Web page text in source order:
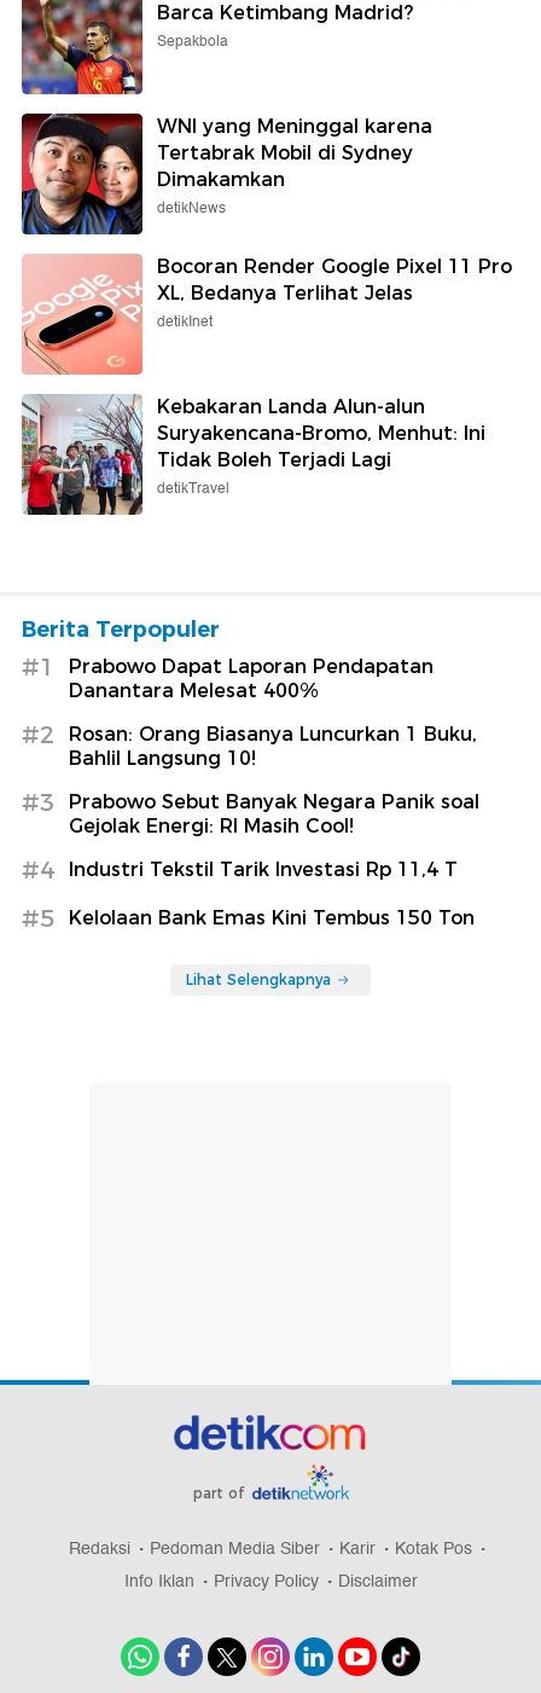
Barca Ketimbang Madrid?
Sepakbola
WNI yang Meninggal karena
Tertabrak Mobil di Sydney
Dimakamkan
detikNews
Bocoran Render Google Pixel 11 Pro
XL, Bedanya Terlihat Jelas
detikInet
Kebakaran Landa Alun-alun
Suryakencana-Bromo, Menhut: Ini
Tidak Boleh Terjadi Lagi
detikTravel
Berita Terpopuler
#1
Prabowo Dapat Laporan Pendapatan
Danantara Melesat 400%
#2
Rosan: Orang Biasanya Luncurkan 1 Buku,
Bahlil Langsung 10!
#3
Prabowo Sebut Banyak Negara Panik soal
Gejolak Energi: RI Masih Cool!
#4 Industri Tekstil Tarik Investasi Rp 11,4 T
#5 Kelolaan Bank Emas Kini Tembus 150 Ton
Lihat Selengkapnya
part of
Redaksi Pedoman Media Siber Karir
Kotak Pos
Info Iklan
Privacy Policy Disclaimer